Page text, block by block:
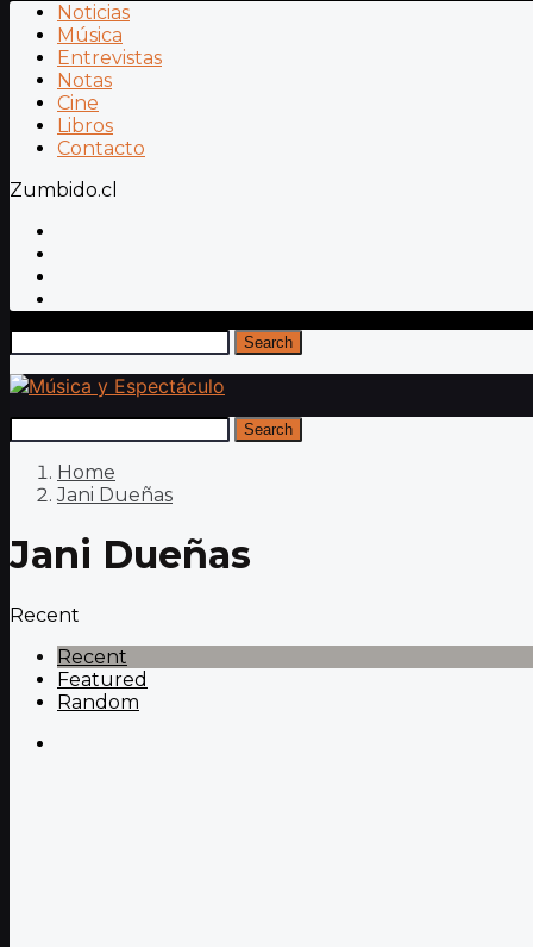
Noticias
Música
Entrevistas
Notas
Cine
Libros
Contacto
Zumbido.cl
Search
Search
Home
Jani Dueñas
Jani Dueñas
Recent
Recent
Featured
Random